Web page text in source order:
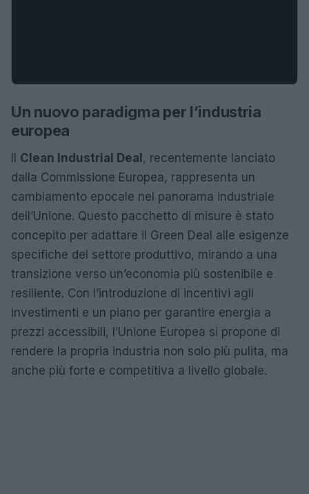
Un nuovo paradigma per l’industria
europea
Il Clean Industrial Deal, recentemente lanciato
dalla Commissione Europea, rappresenta un
cambiamento epocale nel panorama industriale
dell’Unione. Questo pacchetto di misure è stato
concepito per adattare il Green Deal alle esigenze
specifiche del settore produttivo, mirando a una
transizione verso un’economia più sostenibile e
resiliente. Con l’introduzione di incentivi agli
investimenti e un piano per garantire energia a
prezzi accessibili, l’Unione Europea si propone di
rendere la propria industria non solo più pulita, ma
anche più forte e competitiva a livello globale.